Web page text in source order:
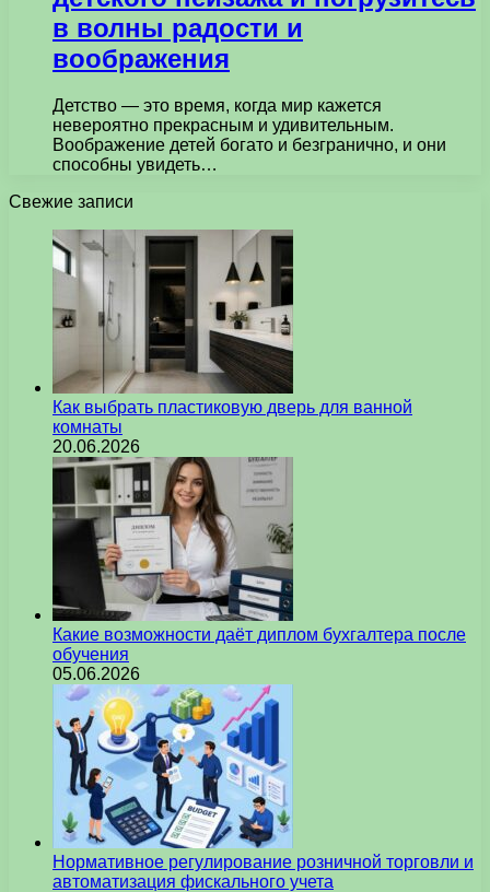
в волны радости и
воображения
Детство — это время, когда мир кажется
невероятно прекрасным и удивительным.
Воображение детей богато и безгранично, и они
способны увидеть…
Свежие записи
Как выбрать пластиковую дверь для ванной
комнаты
20.06.2026
Какие возможности даёт диплом бухгалтера после
обучения
05.06.2026
Нормативное регулирование розничной торговли и
автоматизация фискального учета